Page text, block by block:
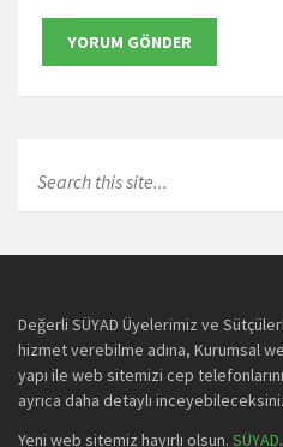
Değerli SÜYAD Üyelerimiz ve
hizmet verebilme adına, Kurumsal
yapı ile web sitemizi cep
ayrıca daha detaylı
Yeni web sitemiz hayırlı olsun. SÜYAD.